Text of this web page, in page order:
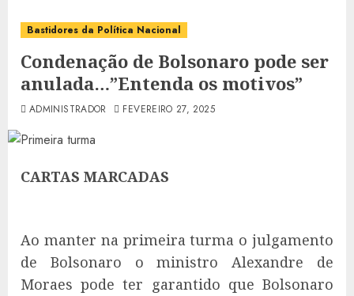
Bastidores da Política Nacional
Condenação de Bolsonaro pode ser
anulada…”Entenda os motivos”
ADMINISTRADOR FEVEREIRO 27, 2025
CARTAS MARCADAS
Ao manter na primeira turma o julgamento
de Bolsonaro o ministro Alexandre de
Moraes pode ter garantido que Bolsonaro